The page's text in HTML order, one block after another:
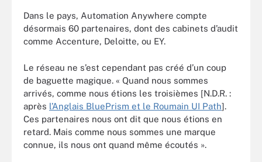
Dans le pays, Automation Anywhere compte
désormais 60 partenaires, dont des cabinets d’audit
comme Accenture, Deloitte, ou EY.
Le réseau ne s’est cependant pas créé d’un coup
de baguette magique. « Quand nous sommes
arrivés, comme nous étions les troisièmes [N.D.R. :
après l’Anglais BluePrism et le Roumain UI Path].
Ces partenaires nous ont dit que nous étions en
retard. Mais comme nous sommes une marque
connue, ils nous ont quand même écoutés ».